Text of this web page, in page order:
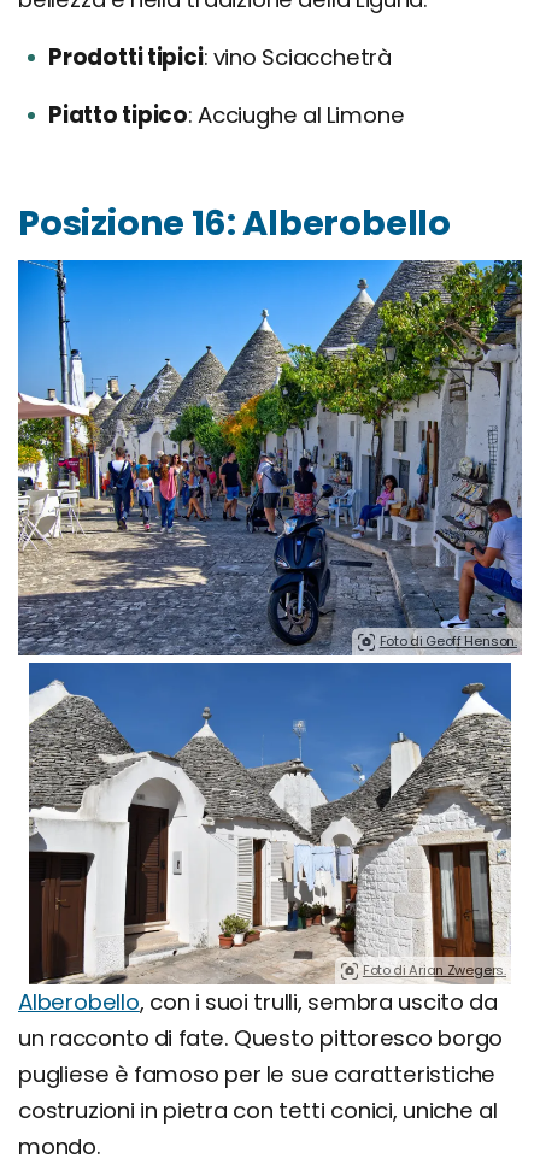
Prodotti tipici vino Sciacchetrà
Piatto tipico Acciughe al Limone
Posizione 16: Alberobello
Foto di Geoff Henson.
Foto di Arian Zwegers.
Alberobello, con i suoi trulli, sembra uscito da
un racconto di fate. Questo pittoresco borgo
pugliese è famoso per le sue caratteristiche
costruzioni in pietra con tetti conici, uniche al
mondo.